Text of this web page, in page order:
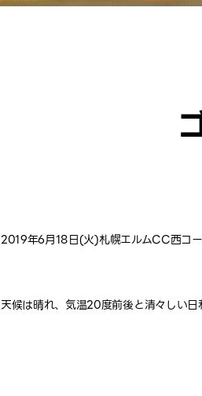
2019年6月18日(火)札幌エルムCC西コー
天候は晴れ、気温20度前後と清々しい日